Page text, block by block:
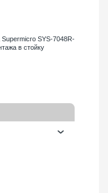
SYS-7048R-
в стойку